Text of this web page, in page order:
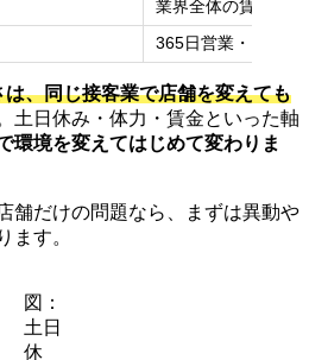
業界全体の賃金水
365日営業・シフト
、同じ接客業で店舗を変えても
土日休み・体力・賃金といった軸
環境を変えてはじめて変わりま
舗だけの問題なら、まずは異動や
ます。
図：
土日
休